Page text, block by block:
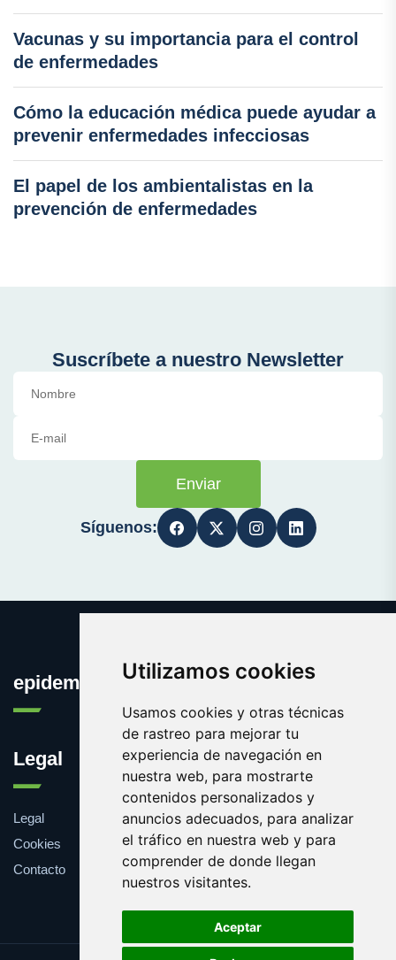
Utilizamos cookies
Usamos cookies y otras técnicas
de rastreo para mejorar tu
experiencia de navegación en
nuestra web, para mostrarte
contenidos personalizados y
anuncios adecuados, para analizar
el tráfico en nuestra web y para
comprender de donde llegan
nuestros visitantes.
Aceptar
Vacunas y su importancia para el control
de enfermedades
Cómo la educación médica puede ayudar a
prevenir enfermedades infecciosas
El papel de los ambientalistas en la
prevención de enfermedades
Suscríbete a nuestro Newsletter
Enviar
Síguenos:
epidemia.org
Legal
Legal
Cookies
Contacto